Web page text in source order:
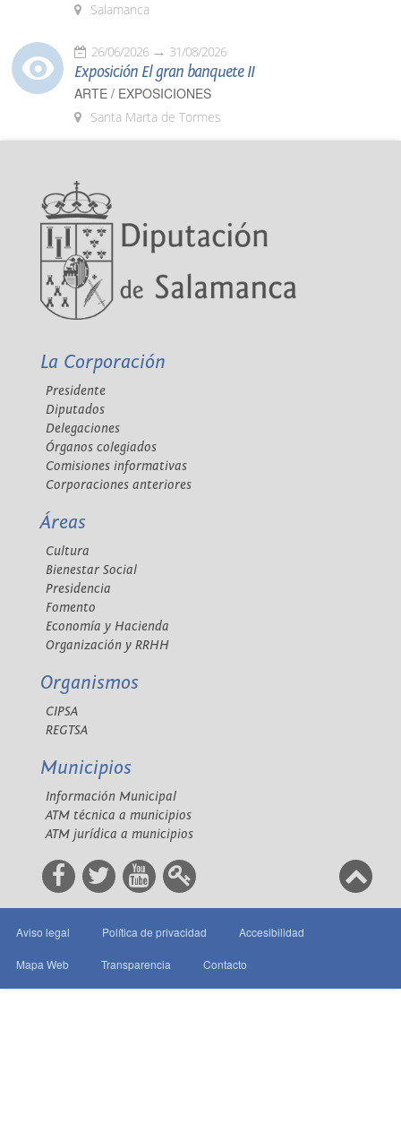
Salamanca
26/06/2026 31/08/2026
Exposición El gran banquete II
ARTE / EXPOSICIONES
Santa Marta de Tormes
La Corporación
Presidente
Diputados
Delegaciones
Órganos colegiados
Comisiones informativas
Corporaciones anteriores
Áreas
Cultura
Bienestar Social
Presidencia
Fomento
Economía y Hacienda
Organización y RRHH
Organismos
CIPSA
REGTSA
Municipios
Información Municipal
ATM técnica a municipios
ATM jurídica a municipios
Aviso legal Política de privacidad Accesibilidad
Mapa Web Transparencia Contacto